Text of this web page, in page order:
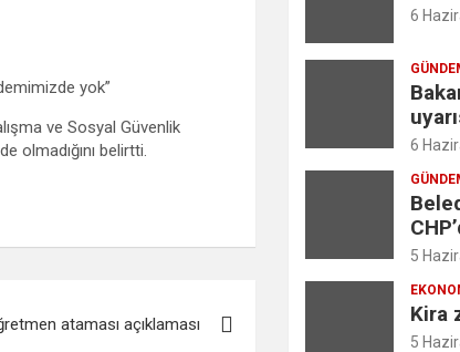
yok”
ve Sosyal Güvenlik
olmadığını belirtti.
ataması açıklaması
6
6
5
Kira
5